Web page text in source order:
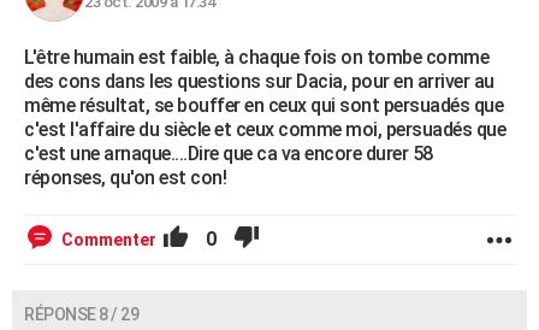
L'être humain est faible, à chaque fois on tombe comme
des cons dans les questions sur Dacia, pour en arriver au
même résultat, se bouffer en ceux qui sont persuadés que
c'est l'affaire du siècle et ceux comme moi, persuadés que
c'est une arnaque....Dire que ca va encore durer 58
réponses, qu'on est con!
Commenter 0
RÉPONSE 8 / 29